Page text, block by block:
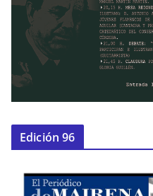
Edición 96